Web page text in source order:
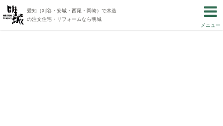
愛知（刈谷・安城・西尾・岡崎）で木造
の注文住宅・リフォームなら明城
メニュー